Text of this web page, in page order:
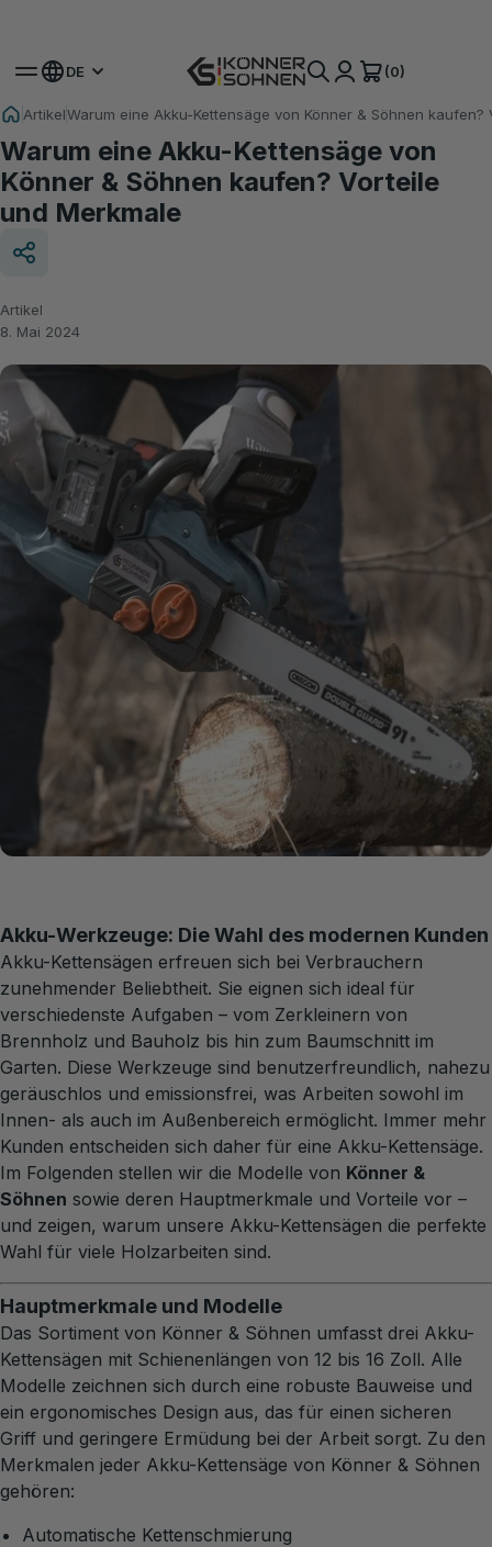
DE (0)
ArtikelWarum eine Akku-Kettensäge von Könner & Söhnen kaufen?
Warum eine Akku-Kettensäge von
Könner & Söhnen kaufen? Vorteile
und Merkmale
Artikel
8. Mai 2024
Akku-Werkzeuge: Die Wahl des modernen Kunden
Akku-Kettensägen erfreuen sich bei Verbrauchern
zunehmender Beliebtheit. Sie eignen sich ideal für
verschiedenste Aufgaben – vom Zerkleinern von
Brennholz und Bauholz bis hin zum Baumschnitt im
Garten. Diese Werkzeuge sind benutzerfreundlich, nahezu
geräuschlos und emissionsfrei, was Arbeiten sowohl im
Innen- als auch im Außenbereich ermöglicht. Immer mehr
Kunden entscheiden sich daher für eine Akku-Kettensäge.
Im Folgenden stellen wir die Modelle von Könner &
Söhnen sowie deren Hauptmerkmale und Vorteile vor –
und zeigen, warum unsere Akku-Kettensägen die perfekte
Wahl für viele Holzarbeiten sind.
Hauptmerkmale und Modelle
Das Sortiment von Könner & Söhnen umfasst drei Akku-
Kettensägen mit Schienenlängen von 12 bis 16 Zoll. Alle
Modelle zeichnen sich durch eine robuste Bauweise und
ein ergonomisches Design aus, das für einen sicheren
Griff und geringere Ermüdung bei der Arbeit sorgt. Zu den
Merkmalen jeder Akku-Kettensäge von Könner & Söhnen
gehören:
Automatische Kettenschmierung